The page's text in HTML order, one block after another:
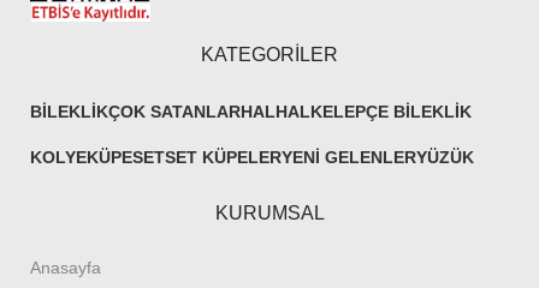
KATEGORİLER
BILEKLIKÇOK SATANLARHALHALKELEPÇE BILEKLIK
KOLYEKÜPESETSET KÜPELERYENI GELENLERYÜZÜK
KURUMSAL
Anasayfa